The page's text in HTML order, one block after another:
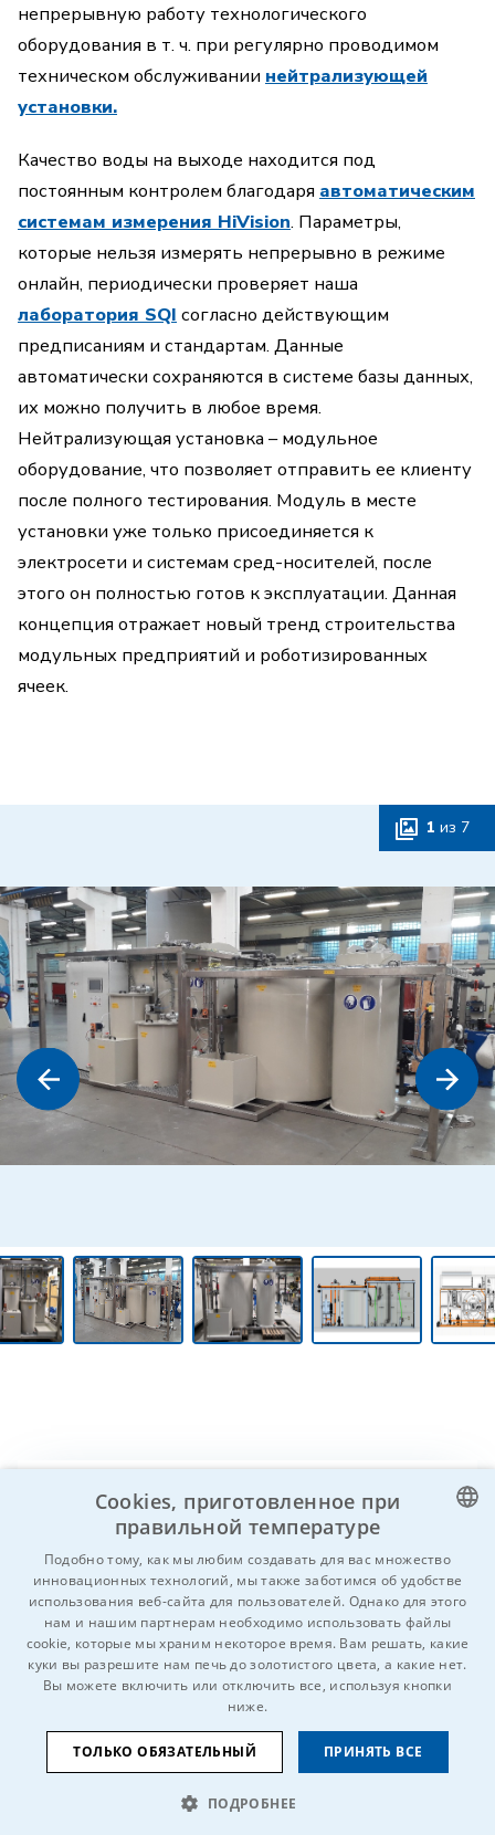
непрерывную работу технологического
оборудования в т. ч. при регулярно проводимом
техническом обслуживании нейтрализующей
установки.
Качество воды на выходе находится под
постоянным контролем благодаря автоматическим
системам измерения HiVision. Параметры,
которые нельзя измерять непрерывно в режиме
онлайн, периодически проверяет наша
лаборатория SQI согласно действующим
предписаниям и стандартам. Данные
автоматически сохраняются в системе базы данных,
их можно получить в любое время.
Нейтрализующая установка – модульное
оборудование, что позволяет отправить ее клиенту
после полного тестирования. Модуль в месте
установки уже только присоединяется к
электросети и системам сред-носителей, после
этого он полностью готов к эксплуатации. Данная
концепция отражает новый тренд строительства
модульных предприятий и роботизированных
ячеек.
1 из 7
Вы знаете кого-нибудь, кому это может
быть интересно?
Hе стесняйтесь и
поделитесь!
© 2026 Все права защищены IDEAL-Trade Service, spol. s r.o.
CZECH
ENGLISH
GERMAN
RUSSIAN
Cookies, приготовленное при
правильной температуре
Подобно тому, как мы любим создавать для вас множество
инновационных технологий, мы также заботимся об удобстве
использования веб-сайта для пользователей. Однако для этого
нам и нашим партнерам необходимо использовать файлы
cookie, которые мы храним некоторое время. Вам решать, какие
куки вы разрешите нам печь до золотистого цвета, а какие нет.
Вы можете включить или отключить все, используя кнопки
ниже.
ПРИНЯТЬ ВСЕ
ТОЛЬКО ОБЯЗАТЕЛЬНЫЙ
ПОДРОБНЕЕ